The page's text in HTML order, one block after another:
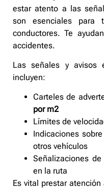
estar atento a las
son esenciales
conductores. Te
accidentes.
Las señales y avisos
incluyen:
Carteles de
por m2
Límites de
Indicaciones
otros vehículos
Señalizaciones
en la ruta
Es vital prestar